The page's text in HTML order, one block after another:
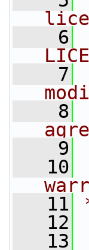
    6
    7
    8
    9
   10
   11
   12
   13